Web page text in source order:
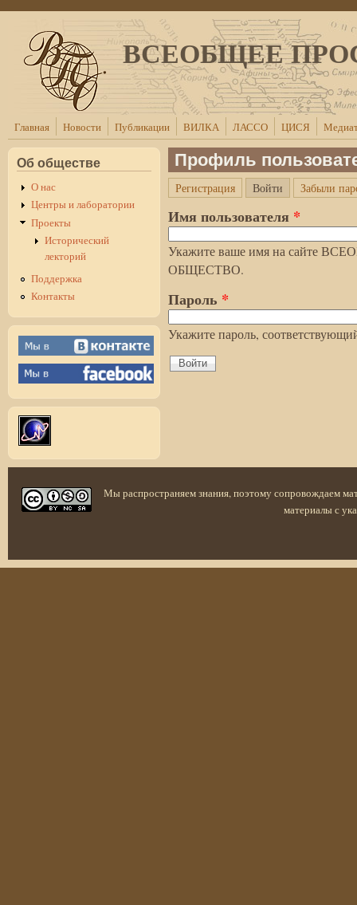
Перейти к основному содержанию
ВСЕОБЩЕЕ
Главная Новости Публикации ВИЛКА ЛАССО ЦИСЯ
Об обществе
О нас
Центры и лаборатории
Проекты
Исторический
лекторий
Поддержка
Контакты
Профиль
Главные вкладки
Регистрация Войти (активная
Забыли
Имя пользователя *
Укажите ваше имя на сайте
ОБЩЕСТВО.
Пароль *
Укажите пароль,
Мы распространяем знания, поэтому сопровождаем
материалы с